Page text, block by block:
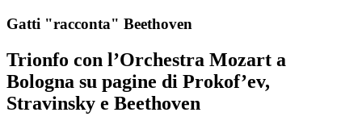
Gatti "racconta" Beethoven
Trionfo con l’Orchestra Mozart a
Bologna su pagine di Prokof’ev,
Stravinsky e Beethoven